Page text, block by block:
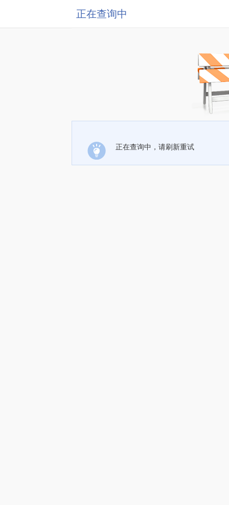
正在查询中
正在查询中，请刷新重试